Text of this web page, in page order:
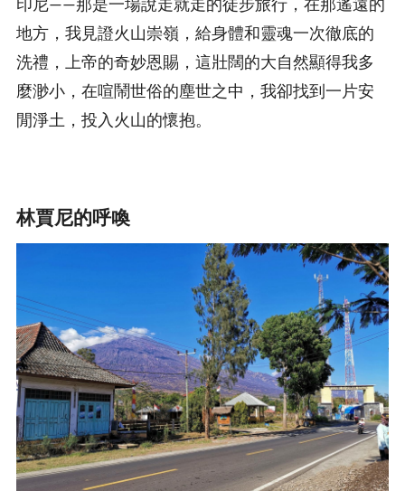
地方，我見證火山崇嶺，給身體和靈魂一次徹底的
洗禮，上帝的奇妙恩賜，這壯闊的大自然顯得我多
麼渺小，在喧鬧世俗的塵世之中，我卻找到一片安
閒淨土，投入火山的懷抱。
林賈尼的呼喚